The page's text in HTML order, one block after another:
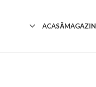
ACASĂMAGAZIN